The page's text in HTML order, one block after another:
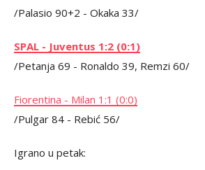
/Palasio 90+2 - Okaka 33/
SPAL - Juventus 1:2 (0:1)
/Petanja 69 - Ronaldo 39, Remzi 60/
Fiorentina - Milan 1:1 (0:0)
/Pulgar 84 - Rebić 56/
Igrano u petak: